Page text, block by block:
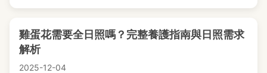
雞蛋花需要全日照嗎？完整養護指南與日照需求
解析
2025-12-04